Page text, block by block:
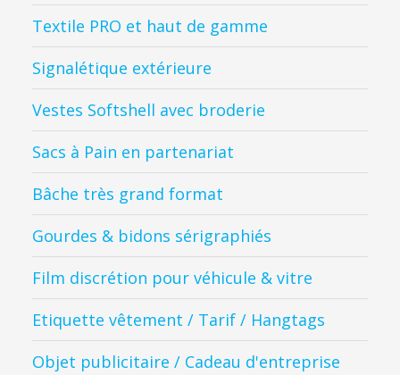
Textile PRO et haut de gamme
Signalétique extérieure
Vestes Softshell avec broderie
Sacs à Pain en partenariat
Bâche très grand format
Gourdes & bidons sérigraphiés
Film discrétion pour véhicule & vitre
Etiquette vêtement / Tarif / Hangtags
Objet publicitaire / Cadeau d'entreprise